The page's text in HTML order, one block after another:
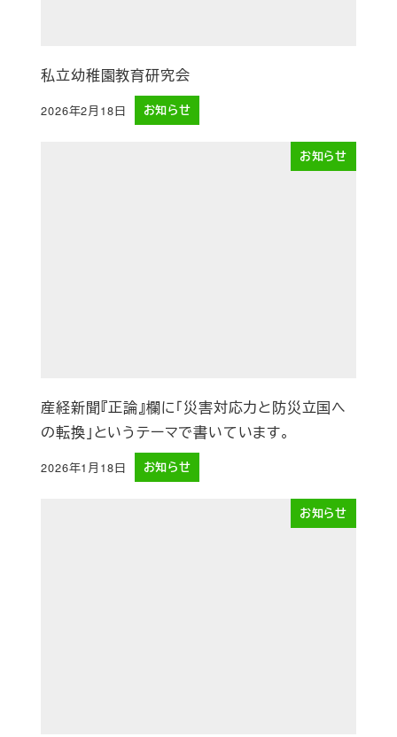
私立幼稚園教育研究会
投稿日
2026年2月18日 お知らせ
お知らせ
産経新聞『正論』欄に「災害対応力と防災立国へ
の転換」というテーマで書いています。
投稿日
2026年1月18日 お知らせ
お知らせ